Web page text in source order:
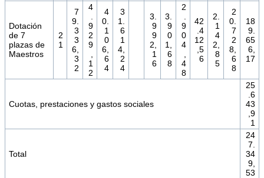
Dotación
de 7
plazas de
Maestros
2
1
7
9.
3
3
6,
3
2
4
9
2
9
1
2
4
0.
1
0
6,
6
4
3
1.
6
1
4,
2
4
3.
9
9
2,
1
6
3.
9
0
1,
6
8
2
9
0
4
4
8
42
.4
12
,5
6
2.
1
4
2,
8
5
2
0.
7
2
8,
6
8
18
9.
65
6,
17
Cuotas, prestaciones y gastos sociales
25
.6
43
,9
1
Total
24
7.
34
9,
53